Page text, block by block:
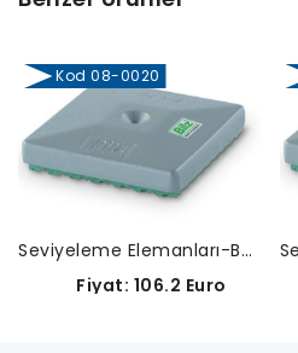
Kod 08-0020
Seviyeleme Elemanları-BNV(Kare)-08-0020
Fiyat: 106.2 Euro